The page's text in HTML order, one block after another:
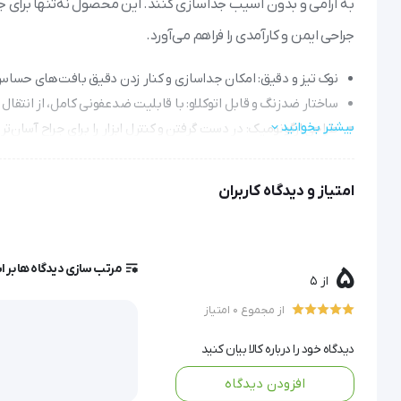
جراحی ایمن و کارآمدی را فراهم می‌آورد.
نوک تیز و دقیق: امکان جداسازی و کنار زدن دقیق بافت‌های
ساختار ضدزنگ و قابل اتوکلاو: با قابلیت ضدعفونی کامل، از
طراحی ارگونومیک: در دست گرفتن و کنترل ابزار را برای جراح
مناسب برای عمل‌های مختلف: در دو نوع تیز و کند موجود است تا
هوک آفریخ تیز یکی از ابزارهای کلیدی در جراحی‌های ظریف
دهد.
بیشتر بخوانید
امتیاز و دیدگاه کاربران
5 از 5
از مجموع 0 امتیاز
دیدگاه خود را درباره کالا بیان کنید
افزودن دیدگاه
مرتب سازی دیدگاه ها